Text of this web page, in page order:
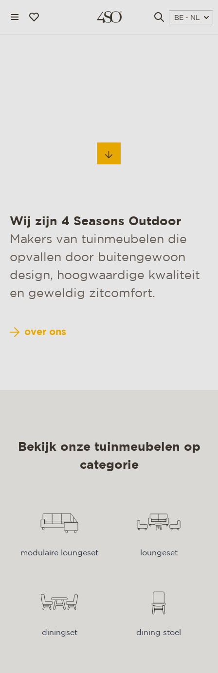
materialen & onderhoud
mvo
contact
BE - NL
bekijk onze collectie
Wij zijn 4 Seasons Outdoor
Makers van tuinmeubelen die
opvallen door buitengewoon
design, hoogwaardige kwaliteit
en geweldig zitcomfort.
over ons
Bekijk onze tuinmeubelen op
categorie
modulaire loungeset loungeset
diningset dining stoel